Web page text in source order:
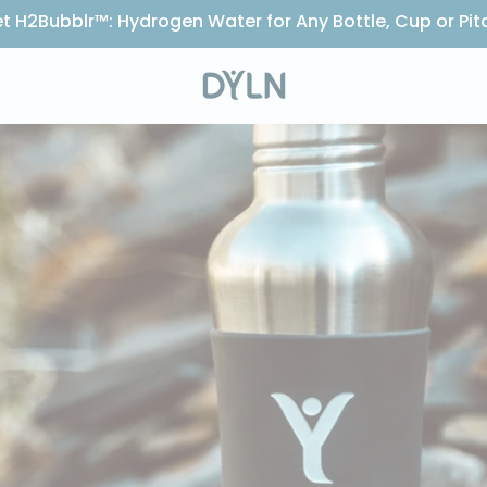
H2Bubblr™: Hydrogen Water for Any Bottle, Cup or